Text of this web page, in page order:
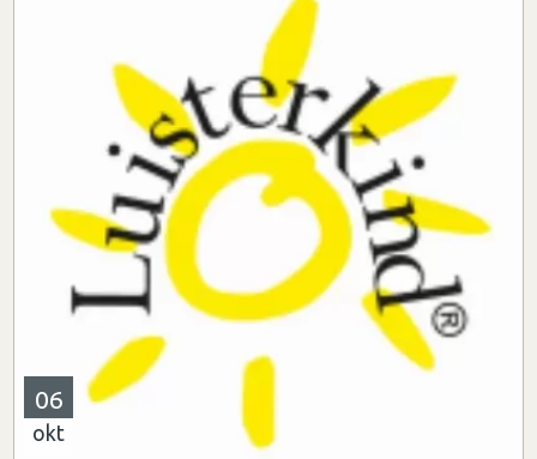
06
okt